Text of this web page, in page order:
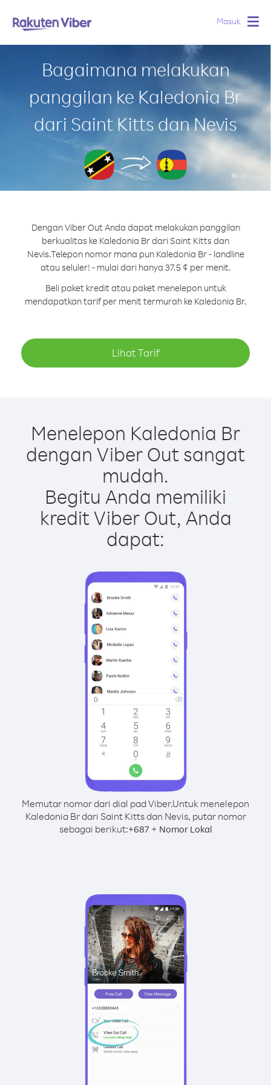
Masuk
Bagaimana melakukan
panggilan ke Kaledonia Br
dari Saint Kitts dan Nevis
Dengan Viber Out Anda dapat melakukan panggilan
berkualitas ke Kaledonia Br dari Saint Kitts dan
Nevis.Telepon nomor mana pun Kaledonia Br - landline
atau seluler! - mulai dari hanya 37.5 ¢ per menit.
Beli paket kredit atau paket menelepon untuk
mendapatkan tarif per menit termurah ke Kaledonia Br.
Lihat Tarif
Menelepon Kaledonia Br
dengan Viber Out sangat
mudah.
Begitu Anda memiliki
kredit Viber Out, Anda
dapat:
Memutar nomor dari dial pad Viber.Untuk menelepon
Kaledonia Br dari Saint Kitts dan Nevis, putar nomor
sebagai berikut:+687+ Nomor Lokal